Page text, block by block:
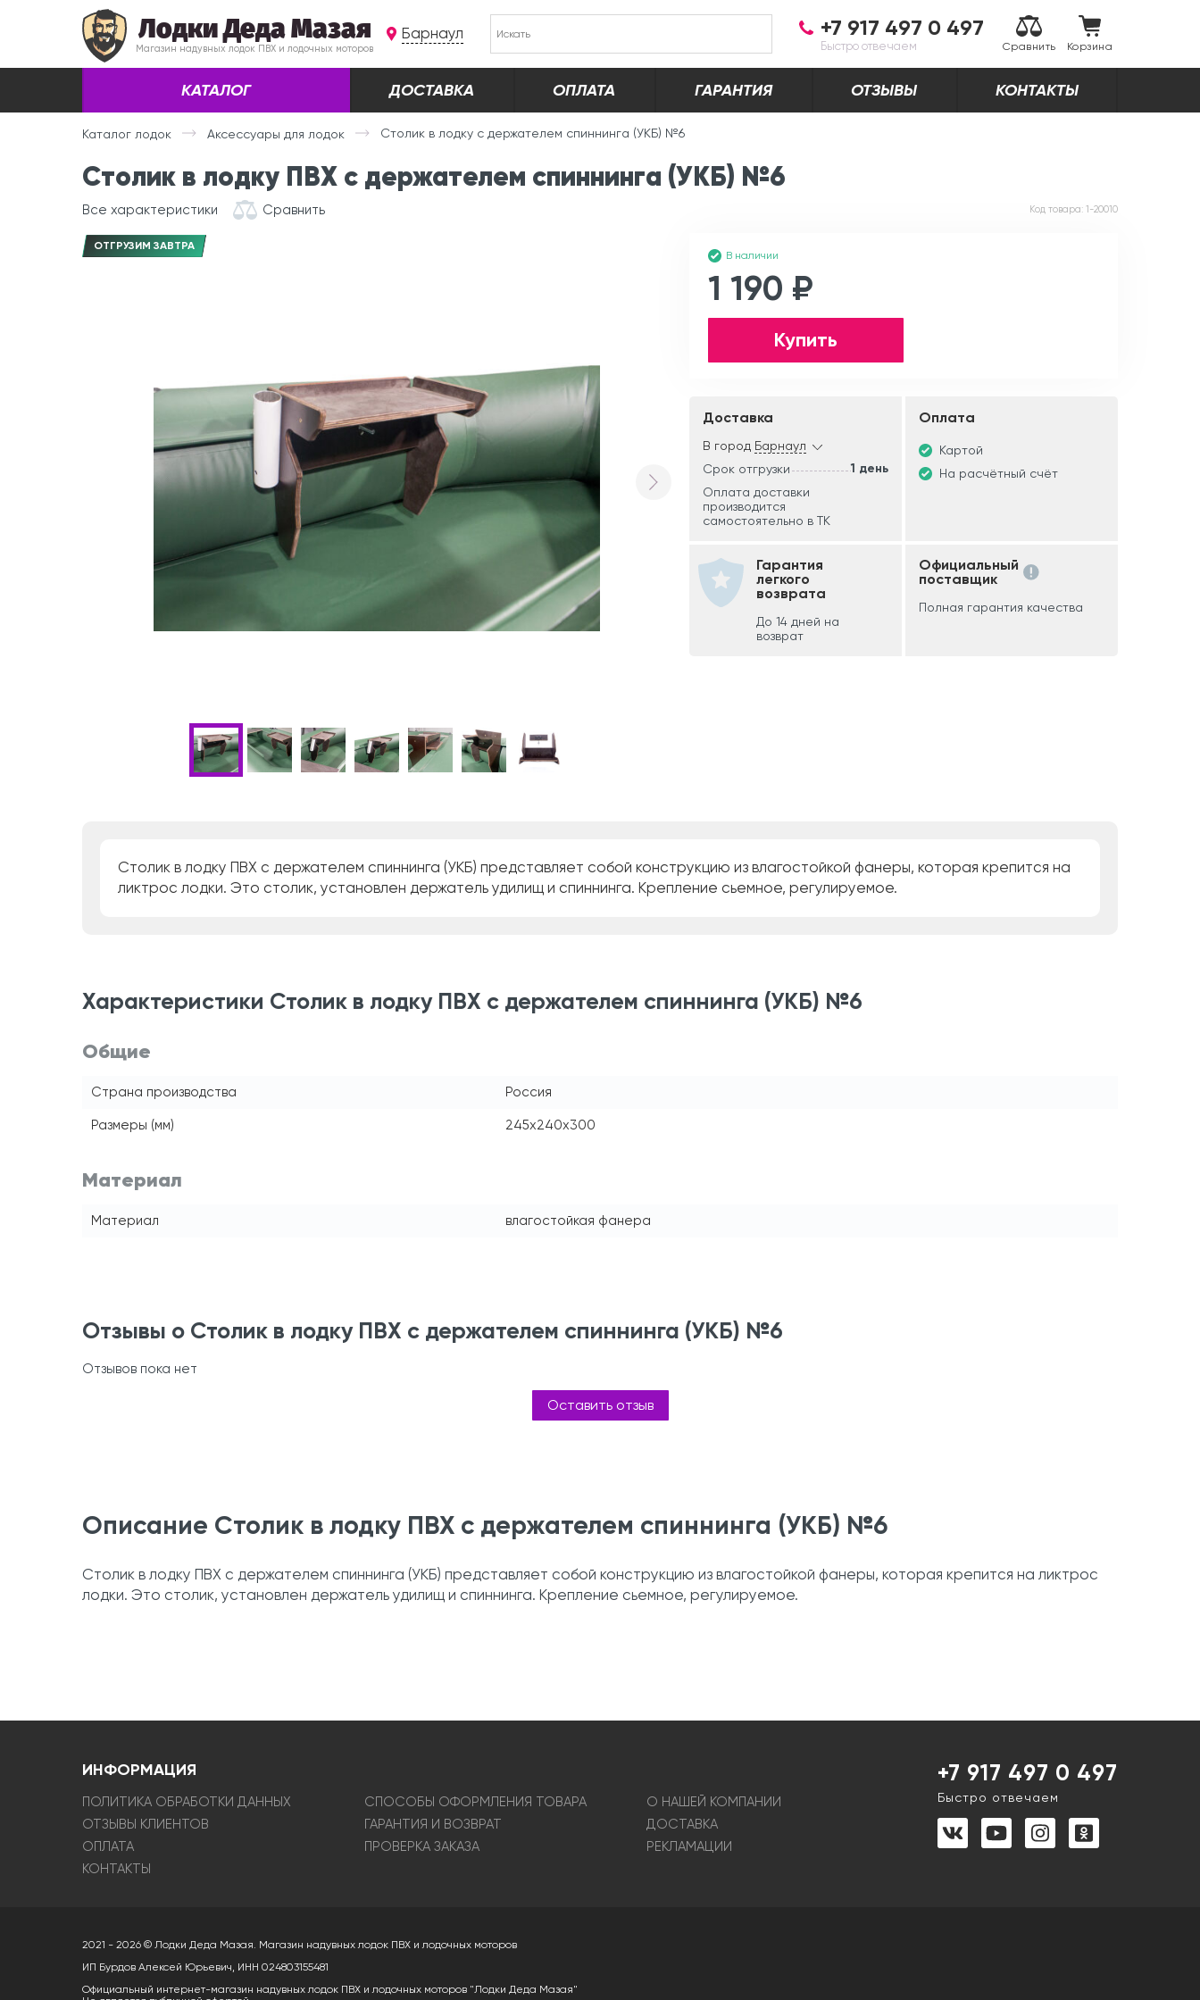
Лодки Деда Мазая
Магазин надувных лодок ПВХ и лодочных моторов
Барнаул +7 917 497 0 497
Быстро отвечаем Сравнить Корзина
КАТАЛОГ ДОСТАВКА ОПЛАТА ГАРАНТИЯ ОТЗЫВЫ КОНТАКТЫ
Каталог лодок Аксессуары для лодок Столик в лодку с держателем спиннинга (УКБ) №6
Столик в лодку ПВХ с держателем спиннинга (УКБ) №6
Все характеристики Сравнить Код товара: 1-20010
ОТГРУЗИМ ЗАВТРА
В наличии
1 190 ₽
Купить
Доставка
В город Барнаул
Срок отгрузки
1 день
Оплата доставки
производится
самостоятельно в ТК
Оплата
Картой
На расчётный счёт
Гарантия
легкого
возврата
До 14 дней на
возврат
Официальный
поставщик
Полная гарантия качества
Столик в лодку ПВХ с держателем спиннинга (УКБ) представляет собой конструкцию из влагостойкой фанеры, которая крепится на
ликтрос лодки. Это столик, установлен держатель удилищ и спиннинга. Крепление сьемное, регулируемое.
Характеристики Столик в лодку ПВХ с держателем спиннинга (УКБ) №6
Общие
Страна производства Россия
Размеры (мм) 245x240x300
Материал
Материал влагостойкая фанера
Отзывы о Столик в лодку ПВХ с держателем спиннинга (УКБ) №6
Отзывов пока нет
Оставить отзыв
Описание Столик в лодку ПВХ с держателем спиннинга (УКБ) №6
Столик в лодку ПВХ с держателем спиннинга (УКБ) представляет собой конструкцию из влагостойкой фанеры, которая крепится на ликтрос
лодки. Это столик, установлен держатель удилищ и спиннинга. Крепление сьемное, регулируемое.
ИНФОРМАЦИЯ
ПОЛИТИКА ОБРАБОТКИ ДАННЫХ СПОСОБЫ ОФОРМЛЕНИЯ ТОВАРА
О НАШЕЙ КОМПАНИИ
ОТЗЫВЫ КЛИЕНТОВ
ГАРАНТИЯ И ВОЗВРАТ
ДОСТАВКА
ОПЛАТА
ПРОВЕРКА ЗАКАЗА
РЕКЛАМАЦИИ
КОНТАКТЫ
+7 917 497 0 497
Быстро отвечаем
2021 - 2026 © Лодки Деда Мазая. Магазин надувных лодок ПВХ и лодочных моторов
ИП Бурдов Алексей Юрьевич, ИНН 024803155481
Официальный интернет-магазин надувных лодок ПВХ и лодочных моторов "Лодки Деда Мазая"